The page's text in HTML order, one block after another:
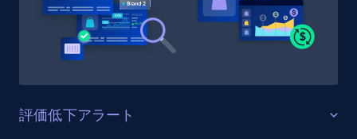
1.6K+ 181+ 今すぐ始める
URL, Product id, Title, Product description,
評価低下アラート